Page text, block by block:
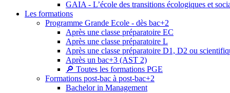
GAIA - L’école des transitions écologiques et
Les formations
Programme Grande Ecole - dès bac+2
Après une classe préparatoire EC
Après une classe préparatoire L
Après une classe préparatoire D1, D2 ou
Après un bac+3 (AST 2)
🔎 Toutes les formations PGE
Formations post-bac à post-bac+2
Bachelor in Management